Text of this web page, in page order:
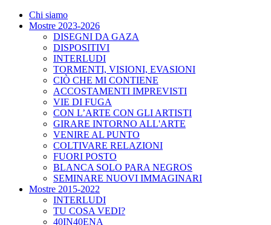
Chi siamo
Mostre 2023-2026
DISEGNI DA GAZA
DISPOSITIVI
INTERLUDI
TORMENTI, VISIONI, EVASIONI
CIÒ CHE MI CONTIENE
ACCOSTAMENTI IMPREVISTI
VIE DI FUGA
CON L’ARTE CON GLI ARTISTI
GIRARE INTORNO ALL'ARTE
VENIRE AL PUNTO
COLTIVARE RELAZIONI
FUORI POSTO
BLANCA SOLO PARA NEGROS
SEMINARE NUOVI IMMAGINARI
Mostre 2015-2022
INTERLUDI
TU COSA VEDI?
40IN40ENA